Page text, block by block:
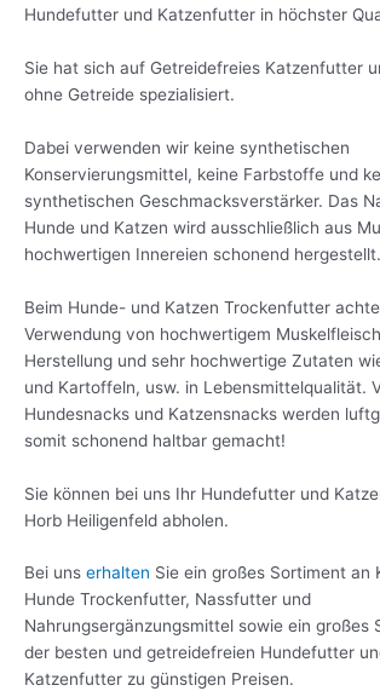
Hundefutter und Katzenfutter in höchster
Sie hat sich auf Getreidefreies Katzenfutter
ohne Getreide spezialisiert.
Dabei verwenden wir keine synthetischen
Konservierungsmittel, keine Farbstoffe und
synthetischen Geschmacksverstärker. Das
Hunde und Katzen wird ausschließlich aus
hochwertigen Innereien schonend hergestellt.
Beim Hunde- und Katzen Trockenfutter
Verwendung von hochwertigem
Herstellung und sehr hochwertige Zutaten
und Kartoffeln, usw. in Lebensmittelqualität.
Hundesnacks und Katzensnacks werden
somit schonend haltbar gemacht!
Sie können bei uns Ihr Hundefutter und
Horb Heiligenfeld abholen.
Bei uns erhalten Sie ein großes Sortiment an
Hunde Trockenfutter, Nassfutter und
Nahrungsergänzungsmittel sowie ein großes
der besten und getreidefreien Hundefutter
Katzenfutter zu günstigen Preisen.